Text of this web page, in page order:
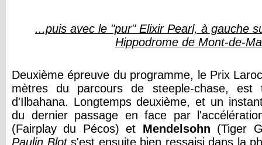
...puis avec le "pur" Elixir Pearl, à gauche
Hippodrome de Mont-de-
Deuxième épreuve du programme, le Prix
mètres du parcours de steeple-chase, est
d'Ilbahana. Longtemps deuxième, et un
du dernier passage en face par
(Fairplay du Pécos) et Mendelsohn (Tiger
Paulin Blots'est ensuite bien ressaisi dans la